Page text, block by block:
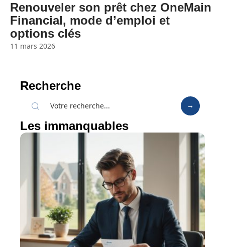
Renouveler son prêt chez OneMain
Financial, mode d’emploi et
options clés
11 mars 2026
Recherche
Les immanquables